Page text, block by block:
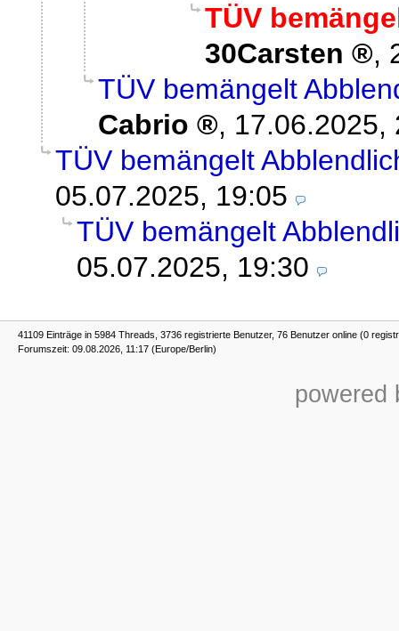
TÜV
30Carsten
,
TÜV bemängelt
Cabrio
, 17.06.2025,
TÜV bemängelt
05.07.2025, 19:05
TÜV bemängelt
05.07.2025, 19:30
41109 Einträge in 5984 Threads, 3736 registrierte Benutzer, 76 Benutzer online (0
Forumszeit: 09.08.2026, 11:17 (Europe/Berlin)
powered